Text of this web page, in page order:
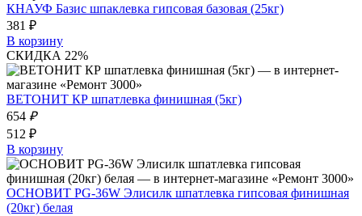
КНАУФ Базис шпаклевка гипсовая базовая (25кг)
381 ₽
В корзину
СКИДКА 22%
ВЕТОНИТ КР шпатлевка финишная (5кг)
654 ₽
512 ₽
В корзину
ОСНОВИТ PG-36W Элисилк шпатлевка гипсовая финишная
(20кг) белая